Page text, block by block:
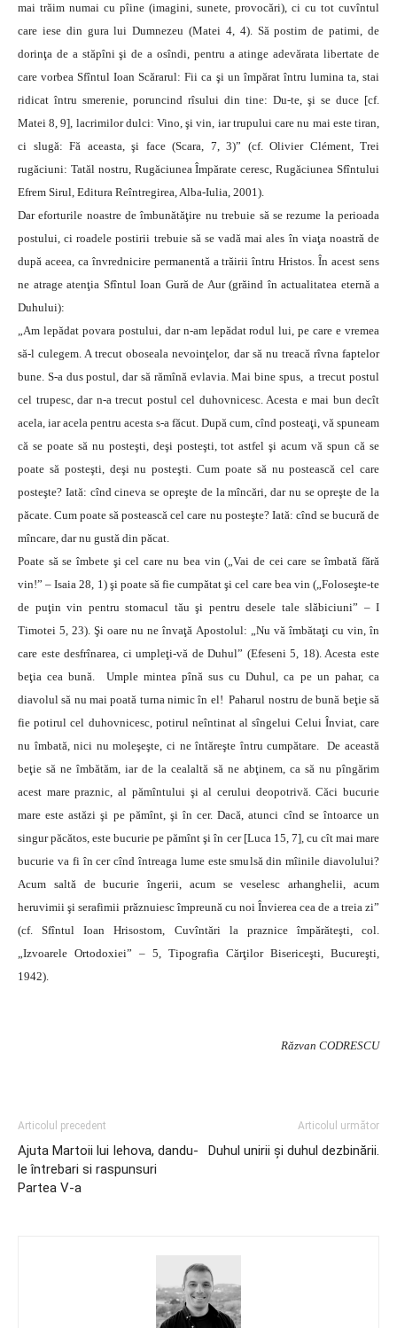
mai trăim numai cu pîine (imagini, sunete, provocări), ci cu tot cuvîntul
care iese din gura lui Dumnezeu (Matei 4, 4). Să postim de patimi, de
dorinţa de a stăpîni şi de a osîndi, pentru a atinge adevărata libertate de
care vorbea Sfîntul Ioan Scărarul: Fii ca şi un împărat întru lumina ta, stai
ridicat întru smerenie, poruncind rîsului din tine: Du-te, şi se duce [cf.
Matei 8, 9], lacrimilor dulci: Vino, şi vin, iar trupului care nu mai este tiran,
ci slugă: Fă aceasta, şi face (Scara, 7, 3)” (cf. Olivier Clément, Trei
rugăciuni: Tatăl nostru, Rugăciunea Împărate ceresc, Rugăciunea Sfîntului
Efrem Sirul, Editura Reîntregirea, Alba-Iulia, 2001).
Dar eforturile noastre de îmbunătăţire nu trebuie să se rezume la perioada
postului, ci roadele postirii trebuie să se vadă mai ales în viaţa noastră de
după aceea, ca învrednicire permanentă a trăirii întru Hristos. În acest sens
ne atrage atenţia Sfîntul Ioan Gură de Aur (grăind în actualitatea eternă a
Duhului):
„Am lepădat povara postului, dar n-am lepădat rodul lui, pe care e vremea
să-l culegem. A trecut oboseala nevoinţelor, dar să nu treacă rîvna faptelor
bune. S-a dus postul, dar să rămînă evlavia. Mai bine spus, a trecut postul
cel trupesc, dar n-a trecut postul cel duhovnicesc. Acesta e mai bun decît
acela, iar acela pentru acesta s-a făcut. Du­­pă cum, cînd posteaţi, vă spuneam
că se poate să nu posteşti, deşi posteşti, tot astfel şi acum vă spun că se
poate să posteşti, deşi nu posteşti. Cum poate să nu postească cel care
posteşte? Iată: cînd cineva se opreşte de la mîncări, dar nu se opreşte de la
păcate. Cum poate să postească cel care nu posteşte? Iată: cînd se bucură de
mîncare, dar nu gustă din păcat.
Poate să se îmbete şi cel care nu bea vin („Vai de cei care se îmbată fără
vin!” – Isaia 28, 1) şi poate să fie cumpătat şi cel care bea vin („Foloseşte-te
de puţin vin pentru stomacul tău şi pentru desele tale slăbiciuni” – I
Timotei 5, 23). Şi oare nu ne învaţă Apostolul: „Nu vă îmbătaţi cu vin, în
care este desfrînarea, ci umpleţi-vă de Duhul” (Efeseni 5, 18). Acesta este
beţia cea bună. Umple mintea pînă sus cu Duhul, ca pe un pa­­har, ca
diavolul să nu mai poată turna nimic în el! Paharul nostru de bună beţie să
fie potirul cel duhovnicesc, potirul neîntinat al sîngelui Celui Înviat, care
nu îmbată, nici nu moleşeşte, ci ne întăreşte întru cumpătare. De această
beţie să ne îmbătăm, iar de la cealaltă să ne abţinem, ca să nu pîngărim
acest mare praznic, al pămîntului şi al cerului deopotrivă. Căci bucurie
mare este astăzi şi pe pămînt, şi în cer. Dacă, atunci cînd se întoarce un
singur păcătos, este bucurie pe pămînt şi în cer [Luca 15, 7], cu cît mai mare
bucurie va fi în cer cînd întreaga lume este smulsă din mîinile diavolului?
Acum saltă de bucurie îngerii, acum se veselesc arhanghelii, acum
heruvimii şi serafimii prăznuiesc împreună cu noi Învierea cea de a treia zi”
(cf. Sfîntul Ioan Hrisostom, Cuvîntări la praznice împărăteşti, col.
„Izvoarele Orto­doxiei” – 5, Tipografia Cărţilor Bisericeşti, Bucureşti,
1942).
Răzvan CODRESCU
Articolul precedent
Ajuta Martoii lui Iehova, dandu-
le întrebari si raspunsuri
Partea V-a
Articolul următor
Duhul unirii și duhul dezbinării.